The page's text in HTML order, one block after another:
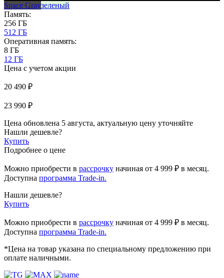
Space Grayзеленый
Память:
256 ГБ
512 ГБ
Оперативная память:
8 ГБ
12 ГБ
Цена с учетом акции
20 490 ₽
23 990 ₽
Цена обновлена 5 августа, актуальную цену уточняйте
Нашли дешевле?
Купить
Подробнее о цене
Можно приобрести в рассрочку начиная от 4 999 ₽ в месяц.
Доступна программа Trade-in.
Нашли дешевле?
Купить
Можно приобрести в рассрочку начиная от 4 999 ₽ в месяц.
Доступна программа Trade-in.
*Цена на товар указана по специальному предложению при
оплате наличными.